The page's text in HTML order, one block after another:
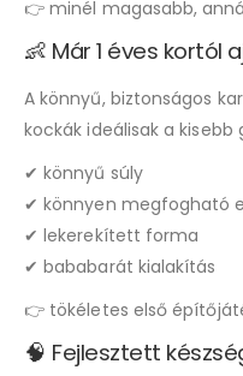
👉 minél magasabb,
👶 Már 1 éves kortól
A könnyű, biztonságos
kockák ideálisak a kisebb
✔ könnyű súly
✔ könnyen megfogható
✔ lekerekített forma
✔ bababarát kialakítás
👉 tökéletes első
🧠 Fejlesztett